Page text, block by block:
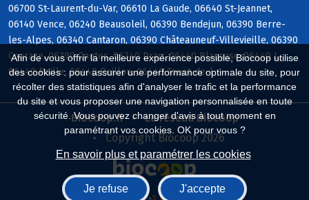
Afin de vous offrir la meilleure expérience possible, Biocoop utilise
des cookies : pour assurer une performance optimale du site, pour
récolter des statistiques afin d'analyser le trafic et la performance
du site et vous proposer une navigation personnalisée en toute
sécurité. Vous pouvez changer d'avis à tout moment en
paramétrant vos cookies. OK pour vous ?
En savoir plus et paramétrer les cookies
Je refuse J'accepte
06700 St-Laurent-du-Var, 06610 La Gaude, 06640 St-Jeannet,
06140 Vence, 06240 Beausoleil, 06390 Bendejun, 06390 Berre-
les-Alpes, 06340 Cantaron, 06390 Châteauneuf-Villevieille, 06390
Coaraze, 06390 Contes, 06340 Drap, 06440 Blausasc, 06440 L,
06440 Peille, 06440 Peillon, 06440 Touët-de-l
Biocoop.fr
Le réseau Biocoop
Copyright Biocoop 2026